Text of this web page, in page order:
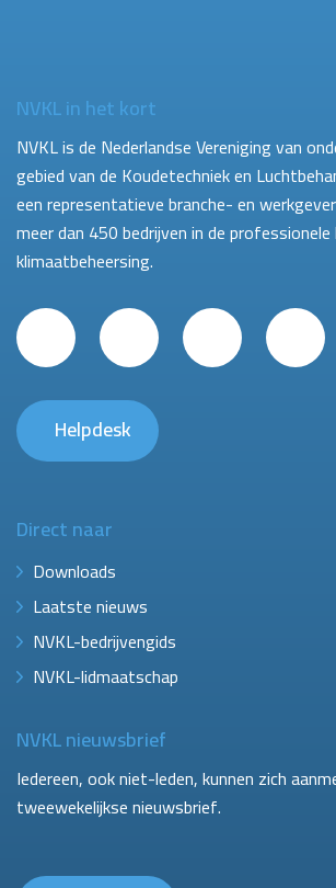
NVKL in het kort
NVKL is de Nederlandse Vereniging van
gebied van de Koudetechniek en
een representatieve branche- en
meer dan 450 bedrijven in de
klimaatbeheersing.
Helpdesk
Direct naar
Downloads
Laatste nieuws
NVKL-bedrijvengids
NVKL-lidmaatschap
NVKL nieuwsbrief
Iedereen, ook niet-leden, kunnen zich
tweewekelijkse nieuwsbrief.